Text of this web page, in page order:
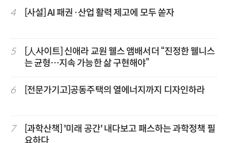
4 [사설] AI 패권·산업 활력 제고에 모두 쏟자
5
[人사이트] 신애라 교원 웰스 앰배서더 “진정한 웰니스
는 균형…지속 가능한 삶 구현해야”
6 [전문가기고]공동주택의 열에너지까지 디자인하라
7
[과학산책] '미래 공간' 내다보고 패스하는 과학정책 필
요하다